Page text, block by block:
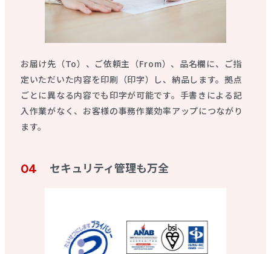
お届け先（To）、ご依頼主（From）、品名欄に、ご指
定いただいた内容を印刷（印字）し、納品します。拠点
ごとに異なる内容でも印字が可能です。手書きによる記
入作業がなく、お客様の事務作業効率アップにつながり
ます。
セキュリティ管理も万全